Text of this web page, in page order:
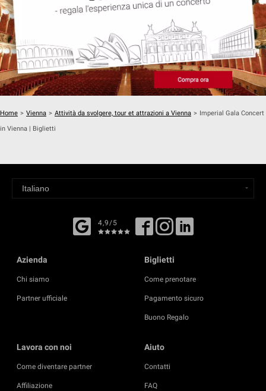
Home > Vienna > Attività da svolgere, tour et attrazioni a Vienna > Imperial Gala Concert
in Vienna | Biglietti
4,9/5
Azienda
Chi siamo
Partner ufficiale
Biglietti
Come prenotare
Pagamento sicuro
Buono Regalo
Lavora con noi
Come diventare partner
Affiliazione
Aiuto
Contatti
FAQ